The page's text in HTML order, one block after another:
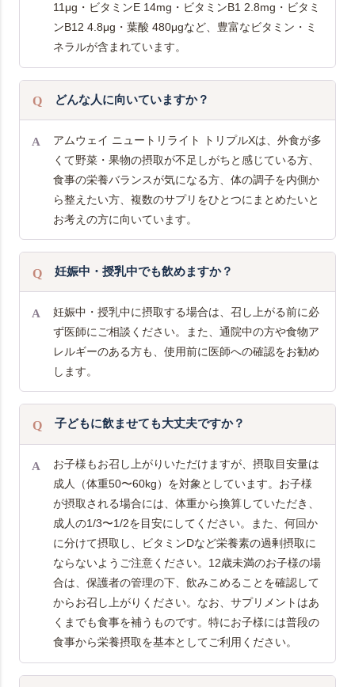
11μg・ビタミンE 14mg・ビタミンB1 2.8mg・ビタミ
ンB12 4.8μg・葉酸 480μgなど、豊富なビタミン・ミ
ネラルが含まれています。
どんな人に向いていますか？
アムウェイ ニュートリライト トリプルXは、外食が多
くて野菜・果物の摂取が不足しがちと感じている方、
食事の栄養バランスが気になる方、体の調子を内側か
ら整えたい方、複数のサプリをひとつにまとめたいと
お考えの方に向いています。
妊娠中・授乳中でも飲めますか？
妊娠中・授乳中に摂取する場合は、召し上がる前に必
ず医師にご相談ください。また、通院中の方や食物ア
レルギーのある方も、使用前に医師への確認をお勧め
します。
子どもに飲ませても大丈夫ですか？
お子様もお召し上がりいただけますが、摂取目安量は
成人（体重50〜60kg）を対象としています。お子様
が摂取される場合には、体重から換算していただき、
成人の1/3〜1/2を目安にしてください。また、何回か
に分けて摂取し、ビタミンDなど栄養素の過剰摂取に
ならないようご注意ください。12歳未満のお子様の場
合は、保護者の管理の下、飲みこめることを確認して
からお召し上がりください。なお、サプリメントはあ
くまでも食事を補うものです。特にお子様には普段の
食事から栄養摂取を基本としてご利用ください。